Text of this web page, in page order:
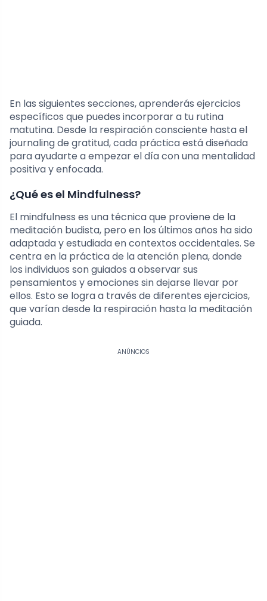
En las siguientes secciones, aprenderás ejercicios
específicos que puedes incorporar a tu rutina
matutina. Desde la respiración consciente hasta el
journaling de gratitud, cada práctica está diseñada
para ayudarte a empezar el día con una mentalidad
positiva y enfocada.
¿Qué es el Mindfulness?
El mindfulness es una técnica que proviene de la
meditación budista, pero en los últimos años ha sido
adaptada y estudiada en contextos occidentales. Se
centra en la práctica de la atención plena, donde
los individuos son guiados a observar sus
pensamientos y emociones sin dejarse llevar por
ellos. Esto se logra a través de diferentes ejercicios,
que varían desde la respiración hasta la meditación
guiada.
ANÚNCIOS